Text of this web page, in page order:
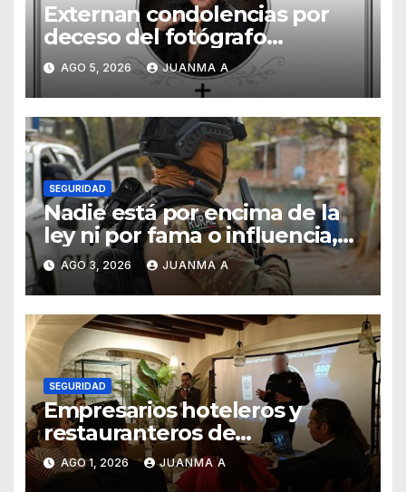
Externan condolencias por
deceso del fotógrafo
Emmanuel Montero
AGO 5, 2026 JUANMA A
SEGURIDAD
Nadie está por encima de la
ley ni por fama o influencia,
afirmó titular de SSCG
AGO 3, 2026 JUANMA A
SEGURIDAD
Empresarios hoteleros y
restauranteros de
Guanajuato buscan frenar
intentos de extorsión
AGO 1, 2026 JUANMA A